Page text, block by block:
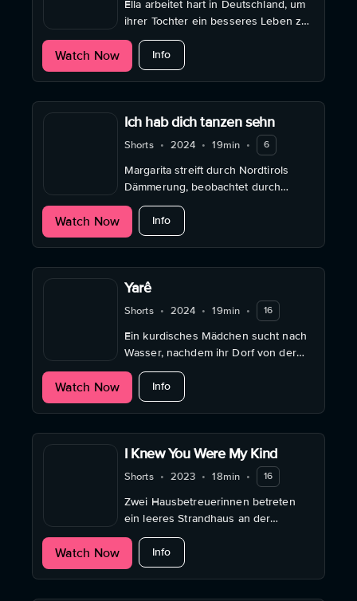
Ella arbeitet hart in Deutschland, um
ihrer Tochter ein besseres Leben zu
ermöglichen – bis Krankheit, Druck
und ein riskanter Plan alles
verändern.
Watch Now Infoabout Ella
Ich hab dich tanzen sehn
Shorts • 2024 • 19min • 6
Margarita streift durch Nordtirols
Dämmerung, beobachtet durch
Fenster das Leben der Anderen –
ein Spiel aus Nachahmung und
Sehnsucht.
Watch Now Infoabout Ich hab dich tanzen sehn
Yarê
Shorts • 2024 • 19min • 16
Ein kurdisches Mädchen sucht nach
Wasser, nachdem ihr Dorf von der
Versorgung abgeschnitten wurde.
Watch Now Infoabout Yarê
I Knew You Were My Kind
Shorts • 2023 • 18min • 16
Zwei Hausbetreuerinnen betreten
ein leeres Strandhaus an der
italienischen Küste, wo Arbeit und
Freiheit für einen Moment
verschwimmen.
Watch Now Infoabout I Knew You Were My Kind